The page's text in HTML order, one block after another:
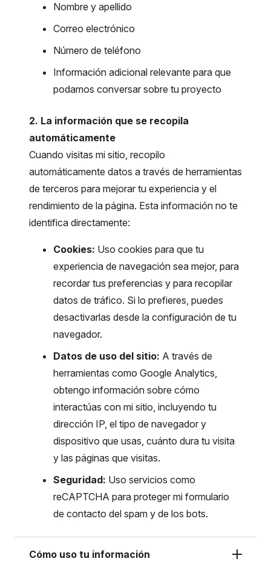
Nombre y apellido
Correo electrónico
Número de teléfono
Información adicional relevante para que
podamos conversar sobre tu proyecto
2. La información que se recopila
automáticamente
Cuando visitas mi sitio, recopilo
automáticamente datos a través de herramientas
de terceros para mejorar tu experiencia y el
rendimiento de la página. Esta información no te
identifica directamente:
Cookies: Uso cookies para que tu
experiencia de navegación sea mejor, para
recordar tus preferencias y para recopilar
datos de tráfico. Si lo prefieres, puedes
desactivarlas desde la configuración de tu
navegador.
Datos de uso del sitio: A través de
herramientas como Google Analytics,
obtengo información sobre cómo
interactúas con mi sitio, incluyendo tu
dirección IP, el tipo de navegador y
dispositivo que usas, cuánto dura tu visita
y las páginas que visitas.
Seguridad: Uso servicios como
reCAPTCHA para proteger mi formulario
de contacto del spam y de los bots.
Cómo uso tu información